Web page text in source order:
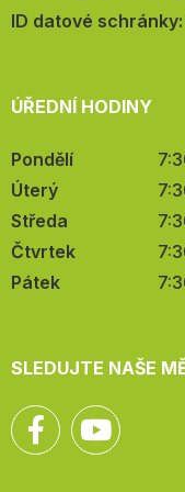
mail:
ID datové schránky:
ÚŘEDNÍ HODINY
Pondělí
Úterý
Středa
Čtvrtek
Pátek
SLEDUJTE NAŠE
Facebook